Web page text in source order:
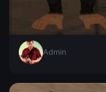
Обыкновенная
Вам предстоит
Admin